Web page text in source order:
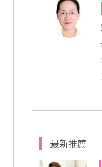
最新推薦